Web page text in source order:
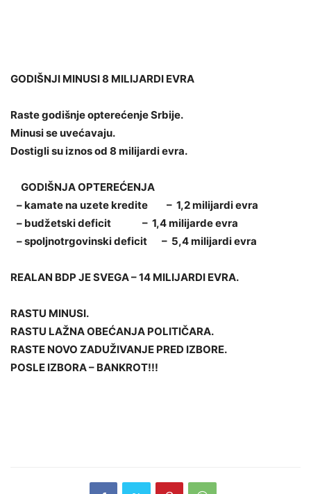
GODIŠNJI MINUSI 8 MILIJARDI EVRA
Raste godišnje opterećenje Srbije.
Minusi se uvećavaju.
Dostigli su iznos od 8 milijardi evra.
GODIŠNJA OPTEREĆENJA
– kamate na uzete kredite – 1,2 milijardi evra
– budžetski deficit – 1,4 milijarde evra
– spoljnotrgovinski deficit – 5,4 milijardi evra
REALAN BDP JE SVEGA – 14 MILIJARDI EVRA.
RASTU MINUSI.
RASTU LAŽNA OBEĆANJA POLITIČARA.
RASTE NOVO ZADUŽIVANJE PRED IZBORE.
POSLE IZBORA – BANKROT!!!